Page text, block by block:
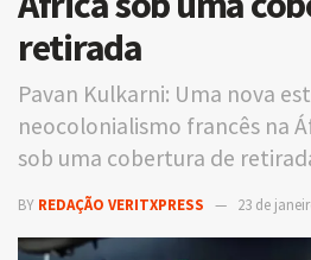
retirada
Pavan Kulkarni: Uma nova
neocolonialismo francês na
sob uma cobertura de
BY REDAÇÃO VERITXPRESS 23 de